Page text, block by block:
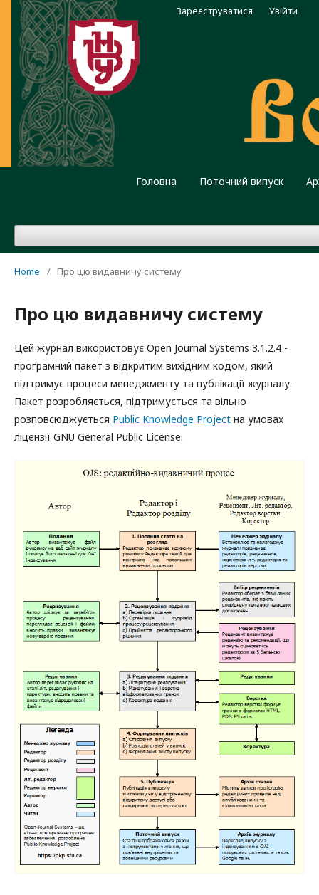
Головна Поточний випуск
Зареєструватися Увійти
Home / Про цю видавничу систему
Про цю видавничу систему
Цей журнал використовує Open Journal Systems 3.1.2.4 -
програмний пакет з відкритим вихідним кодом, який
підтримує процеси менеджменту та публікації журналу.
Пакет розробляється, підтримується та вільно
розповсюджується Public Knowledge Project на умовах
ліцензії GNU General Public License.